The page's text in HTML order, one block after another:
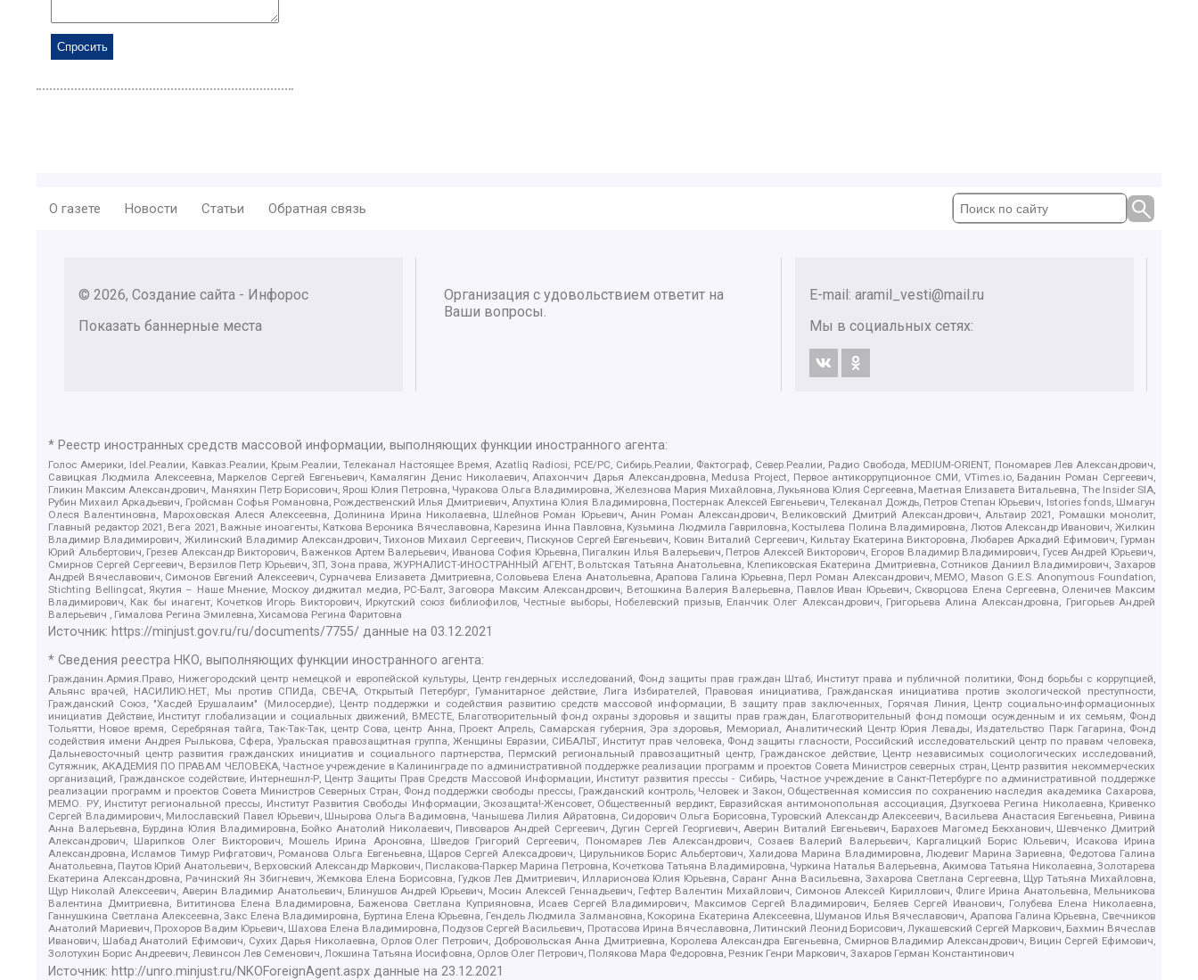
О газете Новости Статьи Обратная связь
© 2026, Создание сайта - Инфорос
Показать баннерные места
Организация с удовольствием ответит на
Ваши вопросы.
E-mail: aramil_vesti@mail.ru
Мы в социальных сетях:
* Реестр иностранных средств массовой информации, выполняющих функции иностранного агента:
Голос Америки, Idel.Реалии, Кавказ.Реалии, Крым.Реалии, Телеканал Настоящее Время, Azatliq Radiosi, PCE/PC, Сибирь.Реалии, Фактограф, Север.Реалии, Радио Свобода, MEDIUM-ORIENT, Пономарев Лев Александрович,
Савицкая Людмила Алексеевна, Маркелов Сергей Евгеньевич, Камалягин Денис Николаевич, Апахончич Дарья Александровна, Medusa Project, Первое антикоррупционное СМИ, VTimes.io, Баданин Роман Сергеевич,
Гликин Максим Александрович, Маняхин Петр Борисович, Ярош Юлия Петровна, Чуракова Ольга Владимировна, Железнова Мария Михайловна, Лукьянова Юлия Сергеевна, Маетная Елизавета Витальевна, The Insider SIA,
Рубин Михаил Аркадьевич, Гройсман Софья Романовна, Рождественский Илья Дмитриевич, Апухтина Юлия Владимировна, Постернак Алексей Евгеньевич, Телеканал Дождь, Петров Степан Юрьевич, Istories fonds, Шмагун
Олеся Валентиновна, Мароховская Алеся Алексеевна, Долинина Ирина Николаевна, Шлейнов Роман Юрьевич, Анин Роман Александрович, Великовский Дмитрий Александрович, Альтаир 2021, Ромашки монолит,
Главный редактор 2021, Вега 2021, Важные иноагенты, Каткова Вероника Вячеславовна, Карезина Инна Павловна, Кузьмина Людмила Гавриловна, Костылева Полина Владимировна, Лютов Александр Иванович, Жилкин
Владимир Владимирович, Жилинский Владимир Александрович, Тихонов Михаил Сергеевич, Пискунов Сергей Евгеньевич, Ковин Виталий Сергеевич, Кильтау Екатерина Викторовна, Любарев Аркадий Ефимович, Гурман
Юрий Альбертович, Грезев Александр Викторович, Важенков Артем Валерьевич, Иванова София Юрьевна, Пигалкин Илья Валерьевич, Петров Алексей Викторович, Егоров Владимир Владимирович, Гусев Андрей Юрьевич,
Смирнов Сергей Сергеевич, Верзилов Петр Юрьевич, ЗП, Зона права, ЖУРНАЛИСТ-ИНОСТРАННЫЙ АГЕНТ, Вольтская Татьяна Анатольевна, Клепиковская Екатерина Дмитриевна, Сотников Даниил Владимирович, Захаров
Андрей Вячеславович, Симонов Евгений Алексеевич, Сурначева Елизавета Дмитриевна, Соловьева Елена Анатольевна, Арапова Галина Юрьевна, Перл Роман Александрович, МЕМО, Mason G.E.S. Anonymous Foundation,
Stichting Bellingcat, Якутия – Наше Мнение, Москоу диджитал медиа, РС-Балт, Заговора Максим Александрович, Ветошкина Валерия Валерьевна, Павлов Иван Юрьевич, Скворцова Елена Сергеевна, Оленичев Максим
Владимирович, Как бы инагент, Кочетков Игорь Викторович, Иркутский союз библиофилов, Честные выборы, Нобелевский призыв, Еланчик Олег Александрович, Григорьева Алина Александровна, Григорьев Андрей
Валерьевич , Гималова Регина Эмилевна, Хисамова Регина Фаритовна
Источник: https://minjust.gov.ru/ru/documents/7755/ данные на03.12.2021
* Сведения реестра НКО, выполняющих функции иностранного агента:
Гражданин.Армия.Право, Нижегородский центр немецкой и европейской культуры, Центр гендерных исследований, Фонд защиты прав граждан Штаб, Институт права и публичной политики, Фонд борьбы с коррупцией,
Альянс врачей, НАСИЛИЮ.НЕТ, Мы против СПИДа, СВЕЧА, Открытый Петербург, Гуманитарное действие, Лига Избирателей, Правовая инициатива, Гражданская инициатива против экологической преступности,
Гражданский Союз, "Хасдей Ерушалаим" (Милосердие), Центр поддержки и содействия развитию средств массовой информации, В защиту прав заключенных, Горячая Линия, Центр социально-информационных
инициатив Действие, Институт глобализации и социальных движений, ВМЕСТЕ, Благотворительный фонд охраны здоровья и защиты прав граждан, Благотворительный фонд помощи осужденным и их семьям, Фонд
Тольятти, Новое время, Серебряная тайга, Так-Так-Так, центр Сова, центр Анна, Проект Апрель, Самарская губерния, Эра здоровья, Мемориал, Аналитический Центр Юрия Левады, Издательство Парк Гагарина, Фонд
содействия имени Андрея Рылькова, Сфера, Уральская правозащитная группа, Женщины Евразии, СИБАЛЬТ, Институт прав человека, Фонд защиты гласности, Российский исследовательский центр по правам человека,
Дальневосточный центр развития гражданских инициатив и социального партнерства, Пермский региональный правозащитный центр, Гражданское действие, Центр независимых социологических исследований,
Сутяжник, АКАДЕМИЯ ПО ПРАВАМ ЧЕЛОВЕКА, Частное учреждение в Калининграде по административной поддержке реализации программ и проектов Совета Министров северных стран, Центр развития некоммерческих
организаций, Гражданское содействие, Интернешнл-Р, Центр Защиты Прав Средств Массовой Информации, Институт развития прессы - Сибирь, Частное учреждение в Санкт-Петербурге по административной поддержке
реализации программ и проектов Совета Министров Северных Стран, Фонд поддержки свободы прессы, Гражданский контроль, Человек и Закон, Общественная комиссия по сохранению наследия академика Сахарова,
МЕМО. РУ, Институт региональной прессы, Институт Развития Свободы Информации, Экозащита!-Женсовет, Общественный вердикт, Евразийская антимонопольная ассоциация, Дзугкоева Регина Николаевна, Кривенко
Сергей Владимирович, Милославский Павел Юрьевич, Шнырова Ольга Вадимовна, Чанышева Лилия Айратовна, Сидорович Ольга Борисовна, Туровский Александр Алексеевич, Васильева Анастасия Евгеньевна, Ривина
Анна Валерьевна, Бурдина Юлия Владимировна, Бойко Анатолий Николаевич, Пивоваров Андрей Сергеевич, Дугин Сергей Георгиевич, Аверин Виталий Евгеньевич, Барахоев Магомед Бекханович, Шевченко Дмитрий
Александрович, Шарипков Олег Викторович, Мошель Ирина Ароновна, Шведов Григорий Сергеевич, Пономарев Лев Александрович, Созаев Валерий Валерьевич, Каргалицкий Борис Юльевич, Исакова Ирина
Александровна, Исламов Тимур Рифгатович, Романова Ольга Евгеньевна, Щаров Сергей Алексадрович, Цирульников Борис Альбертович, Халидова Марина Владимировна, Людевиг Марина Зариевна, Федотова Галина
Анатольевна, Паутов Юрий Анатольевич, Верховский Александр Маркович, Пислакова-Паркер Марина Петровна, Кочеткова Татьяна Владимировна, Чуркина Наталья Валерьевна, Акимова Татьяна Николаевна, Золотарева
Екатерина Александровна, Рачинский Ян Збигневич, Жемкова Елена Борисовна, Гудков Лев Дмитриевич, Илларионова Юлия Юрьевна, Саранг Анна Васильевна, Захарова Светлана Сергеевна, Щур Татьяна Михайловна,
Щур Николай Алексеевич, Аверин Владимир Анатольевич, Блинушов Андрей Юрьевич, Мосин Алексей Геннадьевич, Гефтер Валентин Михайлович, Симонов Алексей Кириллович, Флиге Ирина Анатольевна, Мельникова
Валентина Дмитриевна, Вититинова Елена Владимировна, Баженова Светлана Куприяновна, Исаев Сергей Владимирович, Максимов Сергей Владимирович, Беляев Сергей Иванович, Голубева Елена Николаевна,
Ганнушкина Светлана Алексеевна, Закс Елена Владимировна, Буртина Елена Юрьевна, Гендель Людмила Залмановна, Кокорина Екатерина Алексеевна, Шуманов Илья Вячеславович, Арапова Галина Юрьевна, Свечников
Анатолий Мариевич, Прохоров Вадим Юрьевич, Шахова Елена Владимировна, Подузов Сергей Васильевич, Протасова Ирина Вячеславовна, Литинский Леонид Борисович, Лукашевский Сергей Маркович, Бахмин Вячеслав
Иванович, Шабад Анатолий Ефимович, Сухих Дарья Николаевна, Орлов Олег Петрович, Добровольская Анна Дмитриевна, Королева Александра Евгеньевна, Смирнов Владимир Александрович, Вицин Сергей Ефимович,
Золотухин Борис Андреевич, Левинсон Лев Семенович, Локшина Татьяна Иосифовна, Орлов Олег Петрович, Полякова Мара Федоровна, Резник Генри Маркович, Захаров Герман Константинович
Источник: http://unro.minjust.ru/NKOForeignAgent.aspx данные на23.12.2021